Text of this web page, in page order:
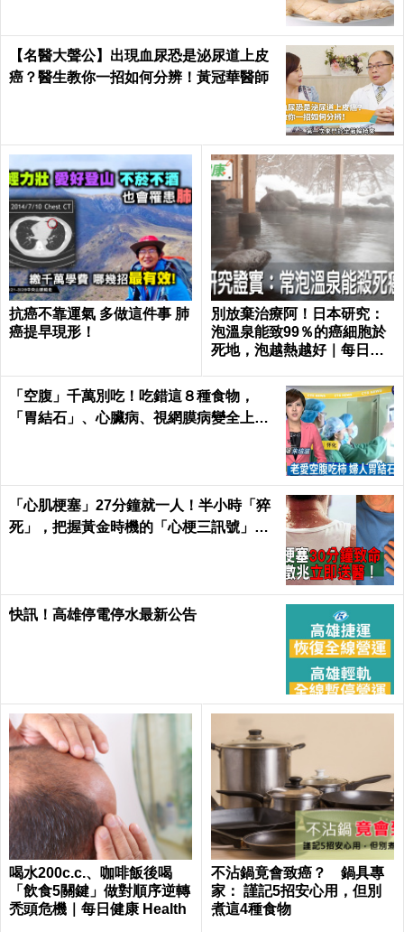
【名醫大聲公】出現血尿恐是泌尿道上皮
癌？醫生教你一招如何分辨！黃冠華醫師
抗癌不靠運氣 多做這件事 肺
癌提早現形！
別放棄治療阿！日本研究：
泡溫泉能致99％的癌細胞於
死地，泡越熱越好｜每日健
「空腹」千萬別吃！吃錯這８種食物，
「胃結石」、心臟病、視網膜病變全上身
「心肌梗塞」27分鐘就一人！半小時「猝
死」，把握黃金時機的「心梗三訊號」！
快訊！高雄停電停水最新公告
喝水200c.c.、咖啡飯後喝
「飲食5關鍵」做對順序逆轉
禿頭危機｜每日健康 Health
不沾鍋竟會致癌？ 鍋具專
家： 謹記5招安心用，但別
煮這4種食物